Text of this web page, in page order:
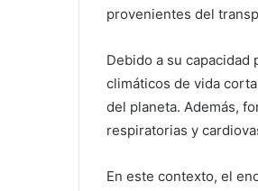
provenientes del
Debido a su
climáticos de vida
del planeta. Además,
respiratorias y
En este contexto, el